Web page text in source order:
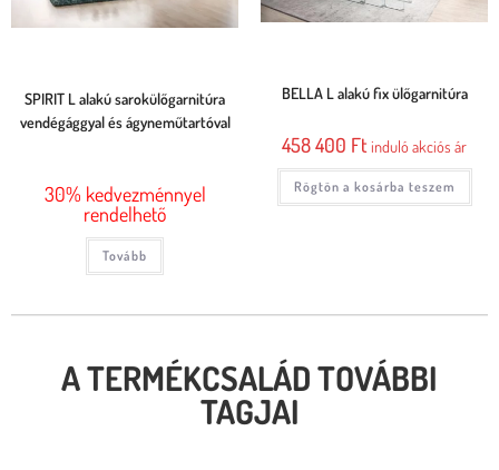
SPIRIT L alakú sarokülőgarnitúra
vendégággyal és ágyneműtartóval
30% kedvezménnyel
rendelhető
Tovább
BELLA L alakú fix ülőgarnitúra
458 400 Ft induló akciós ár
Rögtön a kosárba teszem
A TERMÉKCSALÁD TOVÁBBI
TAGJAI